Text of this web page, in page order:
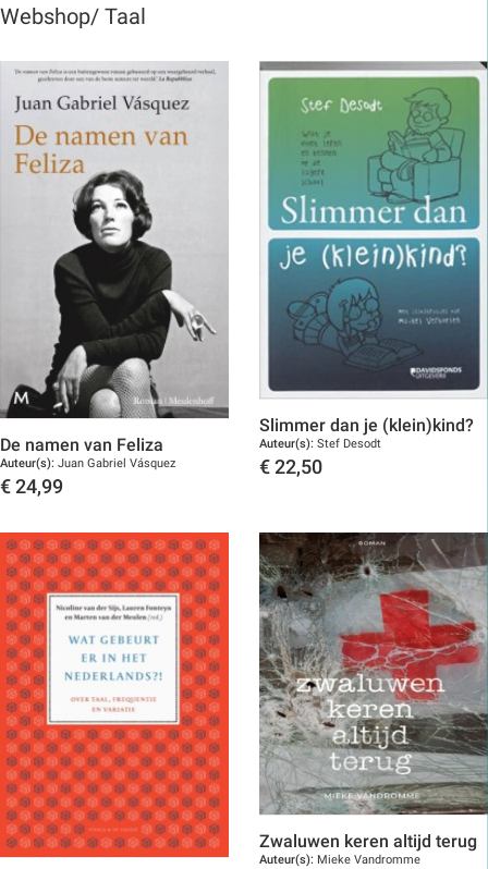
Webshop/ Taal
De namen van Feliza
Auteur(s): Juan Gabriel Vásquez
€ 24,99
Slimmer dan je (klein)kind?
Auteur(s): Stef Desodt
€ 22,50
Zwaluwen keren altijd terug
Auteur(s): Mieke Vandromme